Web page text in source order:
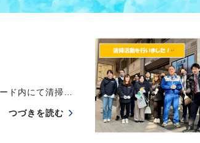
ド内にて清掃…
つづきを読む